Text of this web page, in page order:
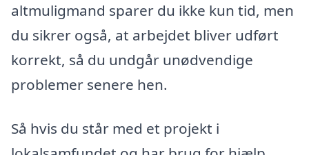
altmuligmand sparer du ikke kun tid, men
du sikrer også, at arbejdet bliver udført
korrekt, så du undgår unødvendige
problemer senere hen.
Så hvis du står med et projekt i